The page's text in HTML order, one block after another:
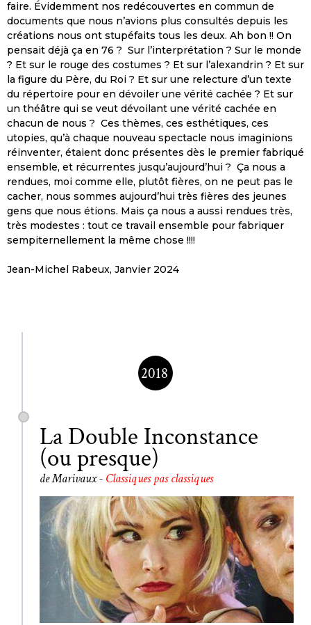
faire. Évidemment nos redécouvertes en commun de
documents que nous n’avions plus consultés depuis les
créations nous ont stupéfaits tous les deux. Ah bon !! On
pensait déjà ça en 76 ? Sur l’interprétation ? Sur le monde
? Et sur le rouge des costumes ? Et sur l’alexandrin ? Et sur
la figure du Père, du Roi ? Et sur une relecture d’un texte
du répertoire pour en dévoiler une vérité cachée ? Et sur
un théâtre qui se veut dévoilant une vérité cachée en
chacun de nous ? Ces thèmes, ces esthétiques, ces
utopies, qu’à chaque nouveau spectacle nous imaginions
réinventer, étaient donc présentes dès le premier fabriqué
ensemble, et récurrentes jusqu’aujourd’hui ? Ça nous a
rendues, moi comme elle, plutôt fières, on ne peut pas le
cacher, nous sommes aujourd’hui très fières des jeunes
gens que nous étions. Mais ça nous a aussi rendues très,
très modestes : tout ce travail ensemble pour fabriquer
sempiternellement la même chose !!!!
Jean-Michel Rabeux, Janvier 2024
2018
La Double Inconstance
(ou presque)
de Marivaux - Classiques pas classiques